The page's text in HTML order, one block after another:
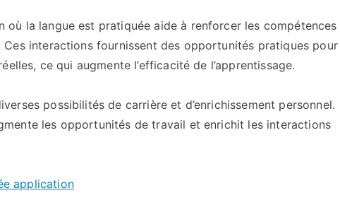
où la langue est pratiquée aide à renforcer les compétences
interactions fournissent des opportunités pratiques pour
ce qui augmente l’efficacité de l’apprentissage.
possibilités de carrière et d’enrichissement personnel.
les opportunités de travail et enrichit les interactions
application